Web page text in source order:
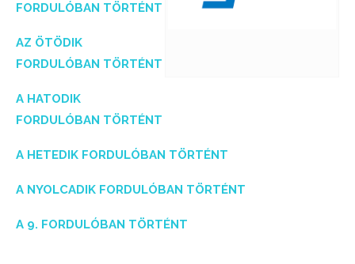
FORDULÓBAN TÖRTÉNT
AZ ÖTÖDIK
FORDULÓBAN TÖRTÉNT
A HATODIK
FORDULÓBAN TÖRTÉNT
A HETEDIK FORDULÓBAN TÖRTÉNT
A NYOLCADIK FORDULÓBAN TÖRTÉNT
A 9. FORDULÓBAN TÖRTÉNT